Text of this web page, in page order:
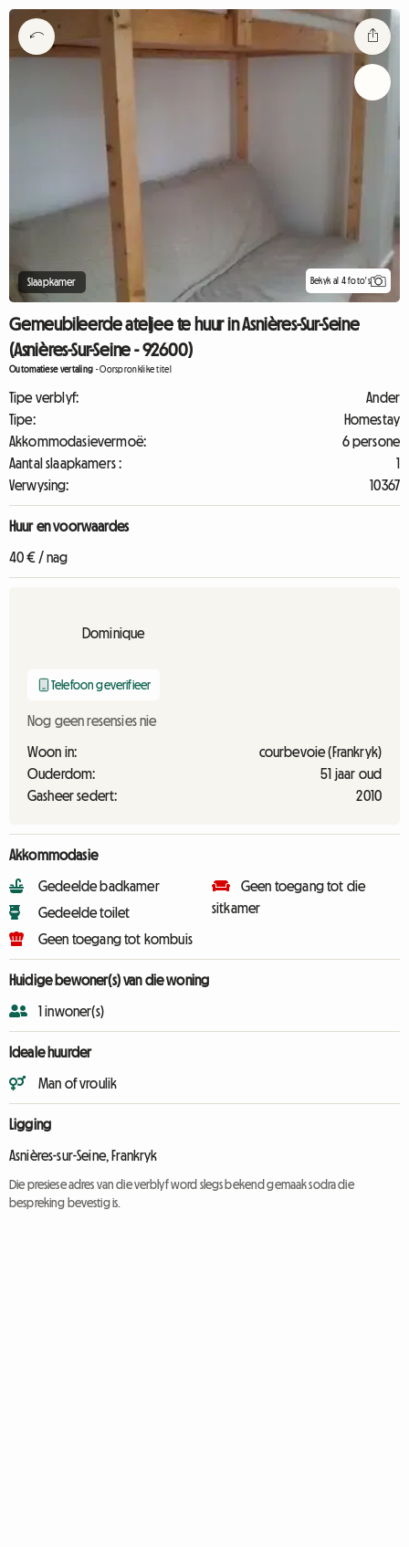
Slaapkamer Bekyk al 4 foto's
Gemeubileerde ateljee te huur in Asnières-Sur-Seine
(Asnières-Sur-Seine - 92600)
Outomatiese vertaling -Oorspronklike titel
Tipe verblyf:
Ander
Tipe:
Homestay
Akkommodasievermoë:
6 persone
Aantal slaapkamers :
1
Verwysing:
10367
Huur en voorwaardes
40 € / nag
Dominique
Telefoon geverifieer
Nog geen resensies nie
Woon in:
courbevoie (Frankryk)
Ouderdom:
51 jaar oud
Gasheer sedert:
2010
Akkommodasie
Gedeelde badkamer
Gedeelde toilet
Geen toegang tot kombuis
Geen toegang tot die
sitkamer
Huidige bewoner(s) van die woning
1 inwoner(s)
Ideale huurder
Man of vroulik
Ligging
Asnières-sur-Seine, Frankryk
Die presiese adres van die verblyf word slegs bekend gemaak sodra die
bespreking bevestig is.